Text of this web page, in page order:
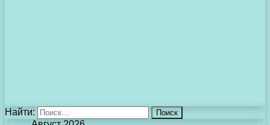
Найти: